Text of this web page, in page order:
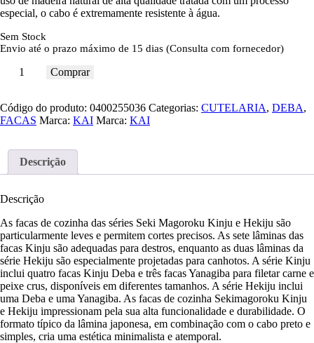
especial, o cabo é extremamente resistente à água.
Sem Stock
Envio até o prazo máximo de 15 dias (Consulta com fornecedor)
Comprar
Código do produto: 0400255036 Categorias: CUTELARIA, DEBA,
FACAS Marca: KAI Marca: KAI
Descrição
Descrição
As facas de cozinha das séries Seki Magoroku Kinju e Hekiju são
particularmente leves e permitem cortes precisos. As sete lâminas das
facas Kinju são adequadas para destros, enquanto as duas lâminas da
série Hekiju são especialmente projetadas para canhotos. A série Kinju
inclui quatro facas Kinju Deba e três facas Yanagiba para filetar carne e
peixe crus, disponíveis em diferentes tamanhos. A série Hekiju inclui
uma Deba e uma Yanagiba. As facas de cozinha Sekimagoroku Kinju
e Hekiju impressionam pela sua alta funcionalidade e durabilidade. O
formato típico da lâmina japonesa, em combinação com o cabo preto e
simples, cria uma estética minimalista e atemporal.